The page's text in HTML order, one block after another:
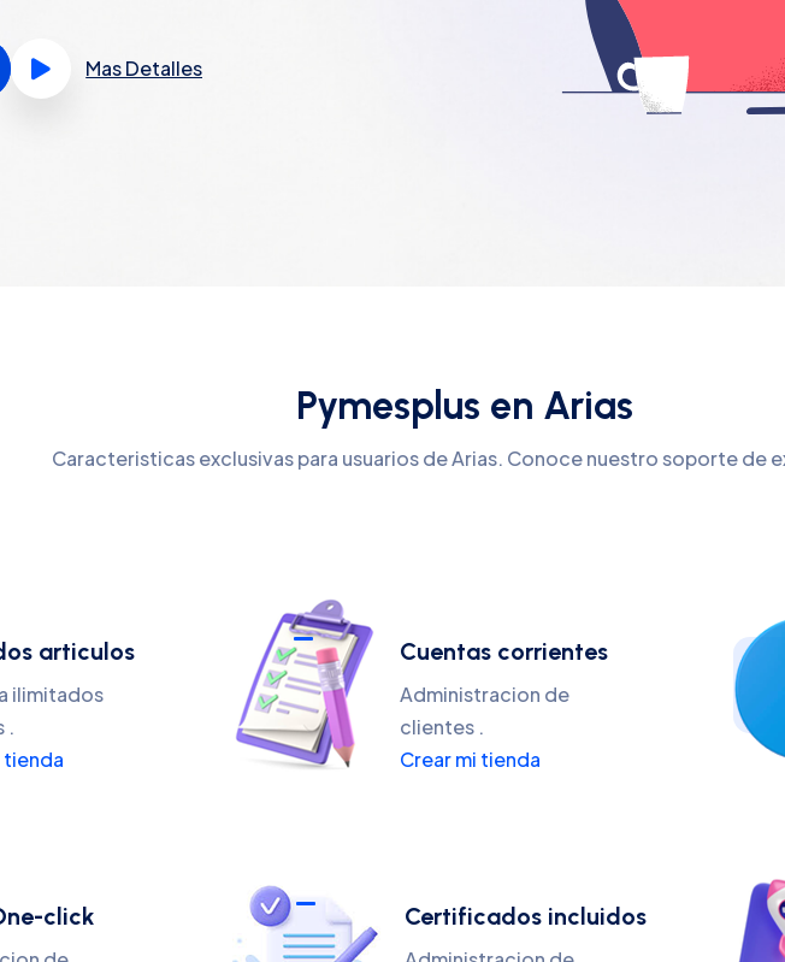
Mas Detalles
Pymesplus en Arias
Caracteristicas exclusivas para usuarios de Arias. Conoce nuestro soporte de
articulos
ilimitados
.
tienda
Cuentas corrientes
Administracion de
clientes .
Crear mi tienda
click Certificados incluidos